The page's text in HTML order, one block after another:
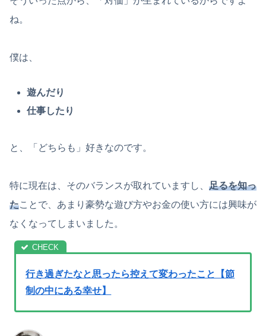
ね。
僕は、
遊んだり
仕事したり
と、「どちらも」好きなのです。
特に現在は、そのバランスが取れていますし、 足るを知っ
たことで、あまり豪勢な遊び方やお金の使い方には興味が
なくなってしまいました。
行き過ぎたなと思ったら控えて変わったこと【節
制の中にある幸せ】